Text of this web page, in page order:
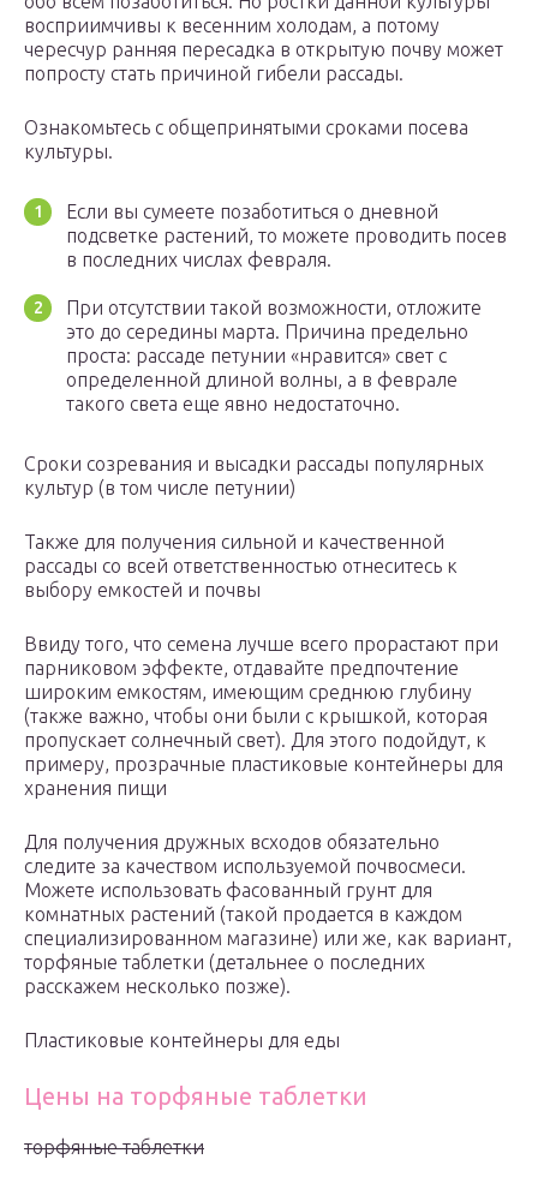
восприимчивы к весенним холодам, а потому
чересчур ранняя пересадка в открытую почву может
попросту стать причиной гибели рассады.
Ознакомьтесь с общепринятыми сроками посева
культуры.
Если вы сумеете позаботиться о дневной
подсветке растений, то можете проводить посев
в последних числах февраля.
При отсутствии такой возможности, отложите
это до середины марта. Причина предельно
проста: рассаде петунии «нравится» свет с
определенной длиной волны, а в феврале
такого света еще явно недостаточно.
Сроки созревания и высадки рассады популярных
культур (в том числе петунии)
Также для получения сильной и качественной
рассады со всей ответственностью отнеситесь к
выбору емкостей и почвы
Ввиду того, что семена лучше всего прорастают при
парниковом эффекте, отдавайте предпочтение
широким емкостям, имеющим среднюю глубину
(также важно, чтобы они были с крышкой, которая
пропускает солнечный свет). Для этого подойдут, к
примеру, прозрачные пластиковые контейнеры для
хранения пищи
Для получения дружных всходов обязательно
следите за качеством используемой почвосмеси.
Можете использовать фасованный грунт для
комнатных растений (такой продается в каждом
специализированном магазине) или же, как вариант,
торфяные таблетки (детальнее о последних
расскажем несколько позже).
Пластиковые контейнеры для еды
Цены на торфяные таблетки
торфяные таблетки